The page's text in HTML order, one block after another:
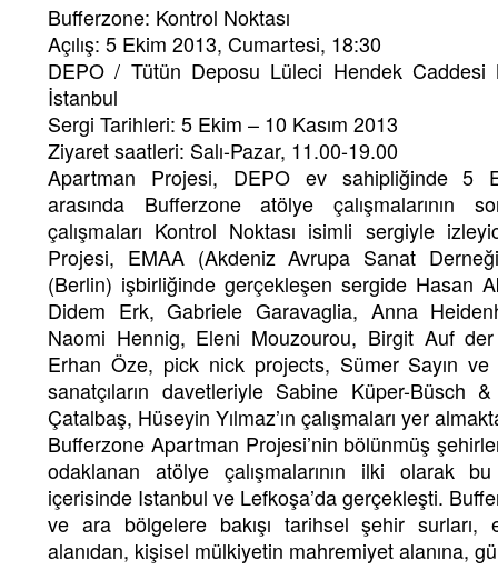
Bufferzone: Kontrol Noktası
Açılış: 5 Ekim 2013, Cumartesi, 18:30
DEPO / Tütün Deposu Lüleci Hendek
İstanbul
Sergi Tarihleri: 5 Ekim – 10 Kasım 2013
Ziyaret saatleri: Salı-Pazar, 11.00-19.00
Apartman Projesi, DEPO ev sahipliğinde 5
arasında Bufferzone atölye çalışmalarının
çalışmaları Kontrol Noktası isimli sergiyle
Projesi, EMAA (Akdeniz Avrupa Sanat
(Berlin) işbirliğinde gerçekleşen sergide Hasan
Didem Erk, Gabriele Garavaglia, Anna
Naomi Hennig, Eleni Mouzourou, Birgit Auf
Erhan Öze, pick nick projects, Sümer Sayın
sanatçıların davetleriyle Sabine Küper-Büsch
Çatalbaş, Hüseyin Yılmaz’ın çalışmaları yer
Bufferzone Apartman Projesi’nin bölünmüş
odaklanan atölye çalışmalarının ilki olarak
içerisinde Istanbul ve Lefkoşa’da gerçekleşti.
ve ara bölgelere bakışı tarihsel şehir surları,
alanıdan, kişisel mülkiyetin mahremiyet alanına,